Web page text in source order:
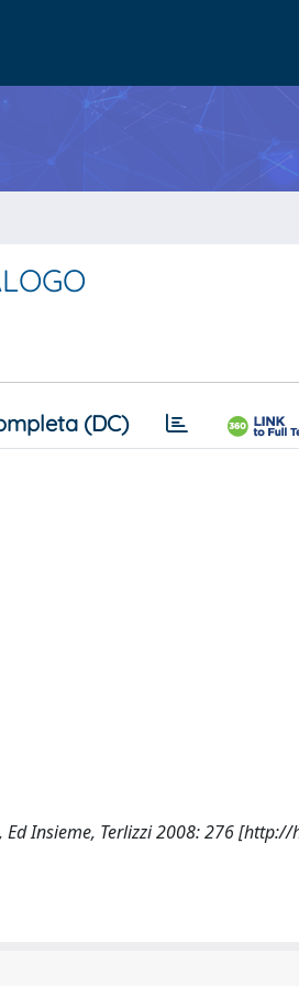
(DC)
Ed Insieme, Terlizzi 2008: 276